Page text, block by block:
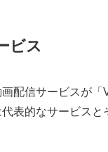
ビス
配信サービスが「
表的なサービスと